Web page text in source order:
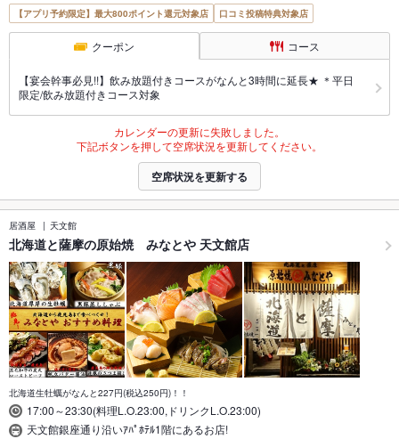
【アプリ予約限定】最大800ポイント還元対象店 口コミ投稿特典対象店
クーポン コース
【宴会幹事必見!!】飲み放題付きコースがなんと3時間に延長★ ＊平日
限定/飲み放題付きコース対象
カレンダーの更新に失敗しました。
下記ボタンを押して空席状況を更新してください。
空席状況を更新する
居酒屋 天文館
北海道と薩摩の原始焼 みなとや 天文館店
北海道生牡蠣がなんと227円(税込250円)！！
17:00～23:30(料理L.O.23:00,ドリンクL.O.23:00)
天文館銀座通り沿いｱﾊﾟﾎﾃﾙ1階にあるお店!